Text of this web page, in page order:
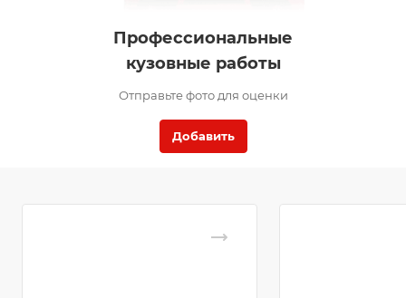
Профессиональные
кузовные работы
Отправьте фото для оценки
Добавить